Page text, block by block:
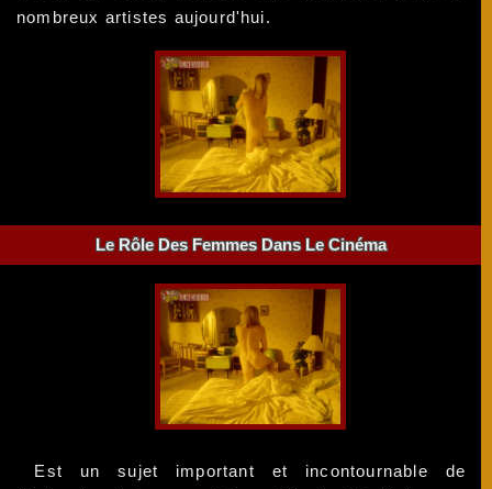
nombreux artistes aujourd'hui.
Le Rôle Des Femmes Dans Le Cinéma
Est un sujet important et incontournable de